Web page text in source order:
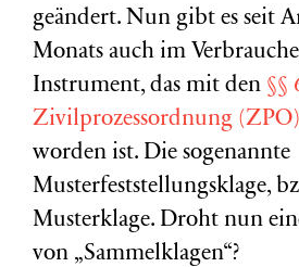
geändert. Nun gibt es seit
Monats auch im
Instrument, das mit den §§
Zivilprozessordnung (ZPO)
worden ist. Die sogenannte
Musterfeststellungsklage,
Musterklage. Droht nun
von „Sammelklagen“?